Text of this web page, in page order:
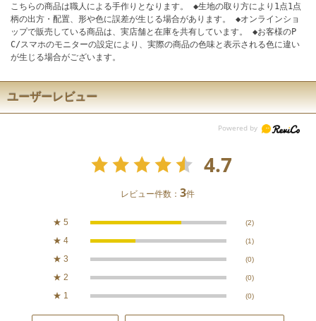
こちらの商品は職人による手作りとなります。 ◆生地の取り方により1点1点
柄の出方・配置、形や色に誤差が生じる場合があります。 ◆オンラインショ
ップで販売している商品は、実店舗と在庫を共有しています。 ◆お客様のP
C/スマホのモニターの設定により、実際の商品の色味と表示される色に違い
が生じる場合がございます。
ユーザーレビュー
4.7
レビュー件数：3件
★ 5 (2)
★ 4 (1)
★ 3 (0)
★ 2 (0)
★ 1 (0)